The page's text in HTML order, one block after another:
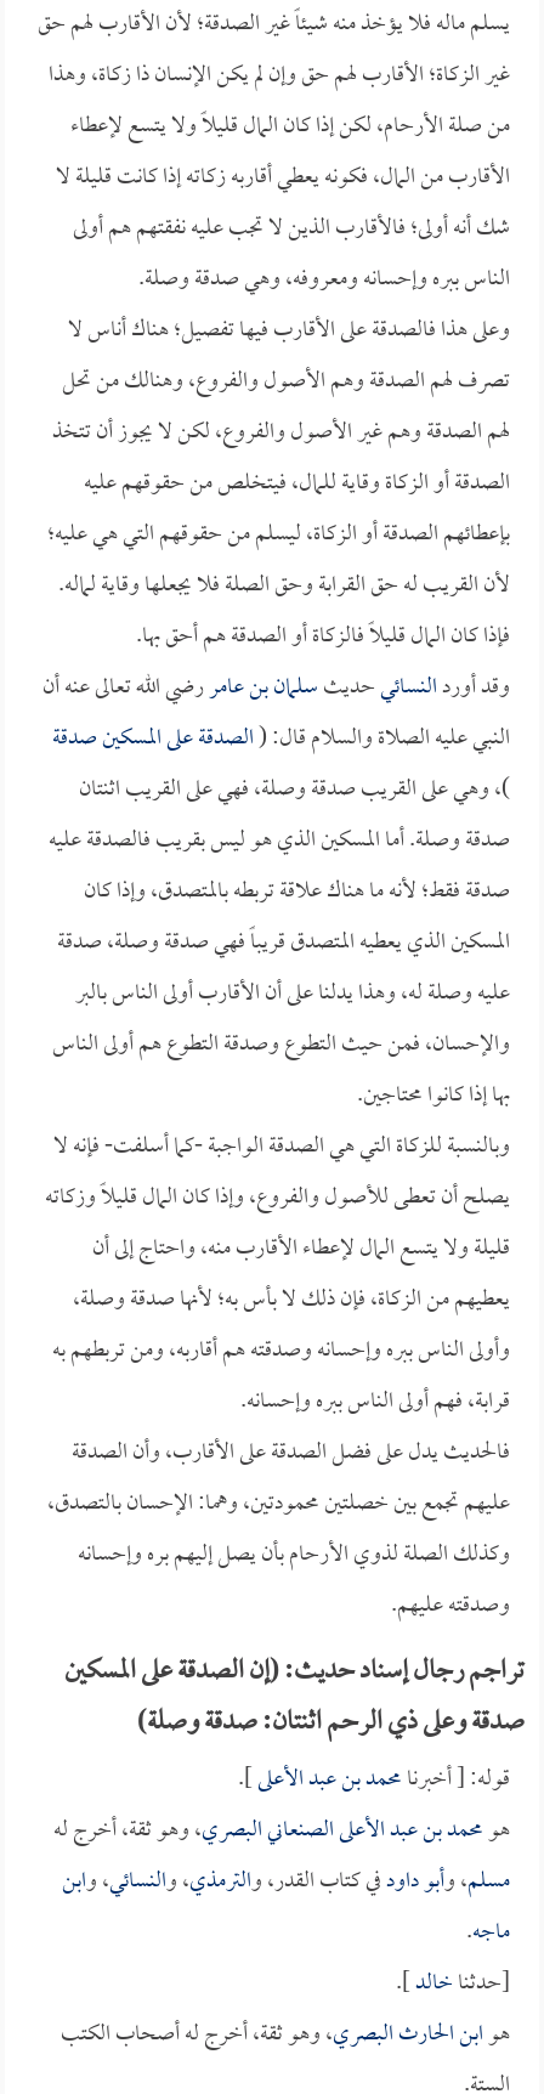
يسلم ماله فلا يؤخذ منه شيئاً غير الصدقة؛ لأن الأقارب لهم حق
غير الزكاة؛ الأقارب لهم حق وإن لم يكن الإنسان ذا زكاة، وهذا
من صلة الأرحام، لكن إذا كان المال قليلاً ولا يتسع لإعطاء
الأقارب من المال، فكونه يعطي أقاربه زكاته إذا كانت قليلة لا
شك أنه أولى؛ فالأقارب الذين لا تجب عليه نفقتهم هم أولى
الناس ببره وإحسانه ومعروفه، وهي صدقة وصلة.
وعلى هذا فالصدقة على الأقارب فيها تفصيل؛ هناك أناس لا
تصرف لهم الصدقة وهم الأصول والفروع، وهنالك من تحل
لهم الصدقة وهم غير الأصول والفروع، لكن لا يجوز أن تتخذ
الصدقة أو الزكاة وقاية للمال، فيتخلص من حقوقهم عليه
بإعطائهم الصدقة أو الزكاة، ليسلم من حقوقهم التي هي عليه؛
لأن القريب له حق القرابة وحق الصلة فلا يجعلها وقاية لماله.
فإذا كان المال قليلاً فالزكاة أو الصدقة هم أحق بها.
وقد أوردالنسائيحديثسلمان بن عامررضي الله تعالى عنه أن
النبي عليه الصلاة والسلام قال: (الصدقة على المسكين صدقة
)، وهي على القريب صدقة وصلة، فهي على القريب اثنتان
صدقة وصلة. أما المسكين الذي هو ليس بقريب فالصدقة عليه
صدقة فقط؛ لأنه ما هناك علاقة تربطه بالمتصدق، وإذا كان
المسكين الذي يعطيه المتصدق قريباً فهي صدقة وصلة، صدقة
عليه وصلة له، وهذا يدلنا على أن الأقارب أولى الناس بالبر
والإحسان، فمن حيث التطوع وصدقة التطوع هم أولى الناس
بها إذا كانوا محتاجين.
وبالنسبة للزكاة التي هي الصدقة الواجبة -كما أسلفت- فإنه لا
يصلح أن تعطى للأصول والفروع، وإذا كان المال قليلاً وزكاته
قليلة ولا يتسع المال لإعطاء الأقارب منه، واحتاج إلى أن
يعطيهم من الزكاة، فإن ذلك لا بأس به؛ لأنها صدقة وصلة،
وأولى الناس ببره وإحسانه وصدقته هم أقاربه، ومن تربطهم به
قرابة، فهم أولى الناس ببره وإحسانه.
فالحديث يدل على فضل الصدقة على الأقارب، وأن الصدقة
عليهم تجمع بين خصلتين محمودتين، وهما: الإحسان بالتصدق،
وكذلك الصلة لذوي الأرحام بأن يصل إليهم بره وإحسانه
وصدقته عليهم.
تراجم رجال إسناد حديث: (إن الصدقة على المسكين
صدقة وعلى ذي الرحم اثنتان: صدقة وصلة)
قوله: [ أخبرنامحمد بن عبد الأعلى].
هومحمد بن عبد الأعلى الصنعاني البصري، وهو ثقة، أخرج له
مسلم، وأبو داودفي كتاب القدر، والترمذي، والنسائي، وابن
ماجه.
[حدثناخالد].
هوابن الحارث البصري، وهو ثقة، أخرج له أصحاب الكتب